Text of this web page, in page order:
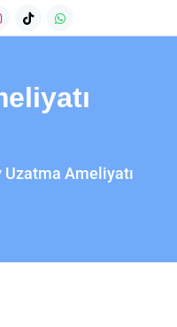
Uzatma Ameliyatı